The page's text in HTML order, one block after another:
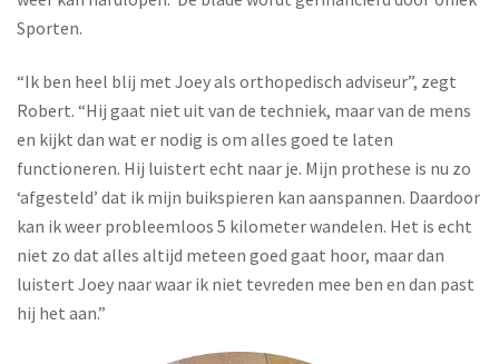
Sporten.
“Ik ben heel blij met Joey als orthopedisch adviseur”, zegt
Robert. “Hij gaat niet uit van de techniek, maar van de mens
en kijkt dan wat er nodig is om alles goed te laten
functioneren. Hij luistert echt naar je. Mijn prothese is nu zo
‘afgesteld’ dat ik mijn buikspieren kan aanspannen. Daardoor
kan ik weer probleemloos 5 kilometer wandelen. Het is echt
niet zo dat alles altijd meteen goed gaat hoor, maar dan
luistert Joey naar waar ik niet tevreden mee ben en dan past
hij het aan.”